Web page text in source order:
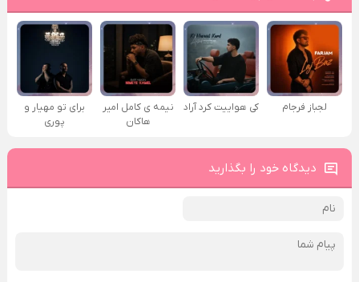
لجباز فرجام کی هواییت کرد آراد
نیمه ی کامل امیر
هاکان
برای تو مهیار و
پوری
دیدگاه خود را بگذارید